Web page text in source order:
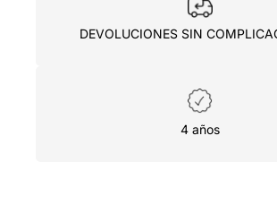
DEVOLUCIONES SIN
4 años